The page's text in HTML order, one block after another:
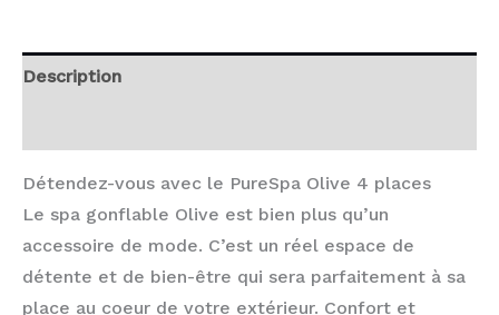
Description
Détendez-vous avec le PureSpa Olive 4 places
Le spa gonflable Olive est bien plus qu’un
accessoire de mode. C’est un réel espace de
détente et de bien-être qui sera parfaitement à sa
place au coeur de votre extérieur. Confort et